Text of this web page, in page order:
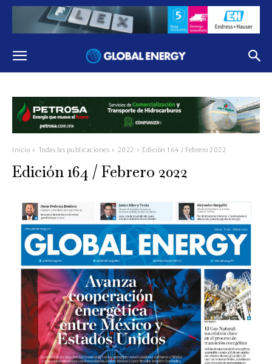
Inicio Todas las publicaciones 2022 Edición 164 / Febrero 2022
Edición 164 / Febrero 2022